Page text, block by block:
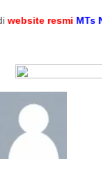
resmi MTs